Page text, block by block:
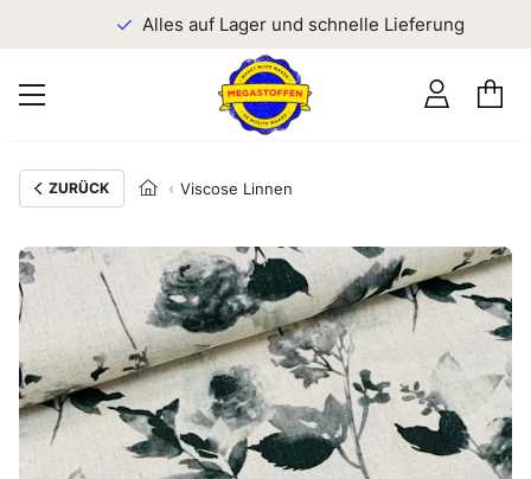
Alles auf Lager und schnelle Lieferung
ZURÜCK Viscose Linnen